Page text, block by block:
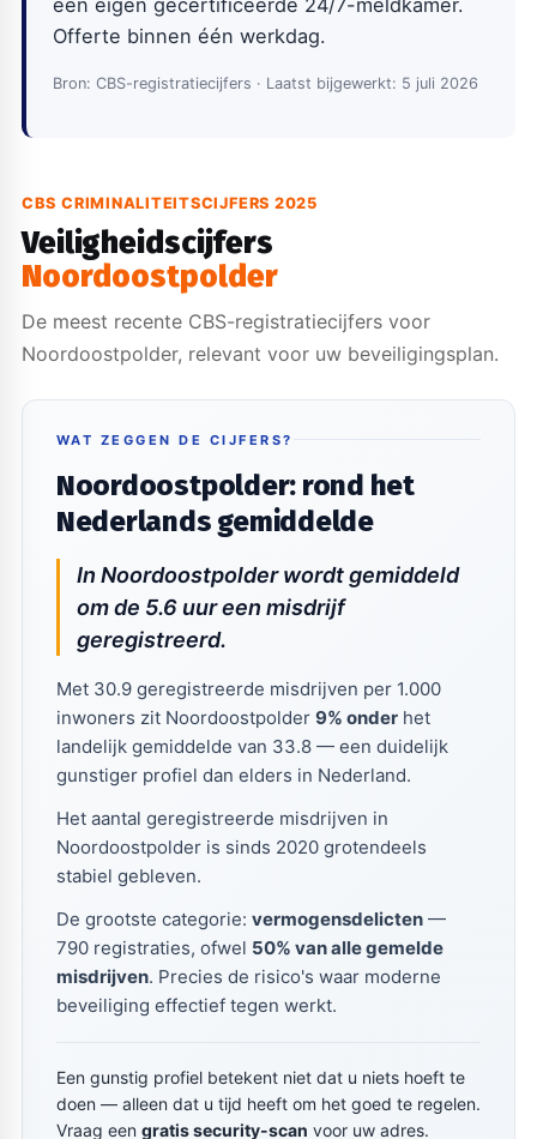
een eigen gecertificeerde 24/7-meldkamer.
Offerte binnen één werkdag.
Bron: CBS-registratiecijfers · Laatst bijgewerkt: 5 juli 2026
CBS CRIMINALITEITSCIJFERS 2025
Veiligheidscijfers
Noordoostpolder
De meest recente CBS-registratiecijfers voor
Noordoostpolder, relevant voor uw beveiligingsplan.
WAT ZEGGEN DE CIJFERS?
Noordoostpolder: rond het
Nederlands gemiddelde
In Noordoostpolder wordt gemiddeld
om de 5.6 uur een misdrijf
geregistreerd.
Met 30.9 geregistreerde misdrijven per 1.000
inwoners zit Noordoostpolder 9% onderhet
landelijk gemiddelde van 33.8 — een duidelijk
gunstiger profiel dan elders in Nederland.
Het aantal geregistreerde misdrijven in
Noordoostpolder is sinds 2020 grotendeels
stabiel gebleven.
De grootste categorie: vermogensdelicten—
790 registraties, ofwel 50% van alle gemelde
misdrijven. Precies de risico's waar moderne
beveiliging effectief tegen werkt.
Een gunstig profiel betekent niet dat u niets hoeft te
doen — alleen dat u tijd heeft om het goed te regelen.
Vraag een gratis security-scan voor uw adres.